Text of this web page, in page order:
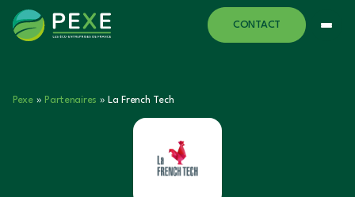
CONTACT
Pexe» Partenaires » La French Tech